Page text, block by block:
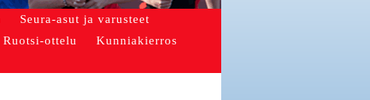
Seura-asut ja varusteet
Ruotsi-ottelu
Kunniakierros